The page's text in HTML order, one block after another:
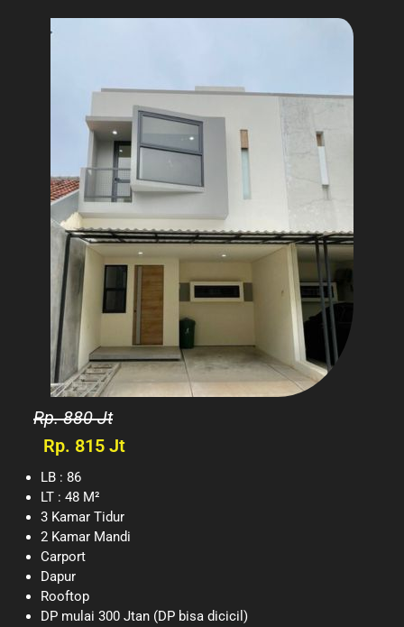
Rp. 880 Jt
Rp. 815 Jt
LB : 86
LT : 48 M²
3 Kamar Tidur
2 Kamar Mandi
Carport
Dapur
Rooftop
DP mulai 300 Jtan (DP bisa dicicil)